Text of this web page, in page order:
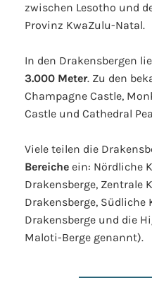
zwischen Lesotho und
Provinz KwaZulu-Natal.
In den Drakensbergen
3.000 Meter. Zu den
Champagne Castle,
Castle und Cathedral
Viele teilen die
Bereiche ein: Nördliche
Drakensberge, Zentrale
Drakensberge, Südliche
Drakensberge und die
Maloti-Berge genannt).